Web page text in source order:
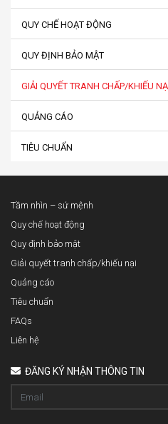
QUY CHẾ HOẠT ĐỘNG
QUY ĐỊNH BẢO MẬT
GIẢI QUYẾT TRANH CHẤP/KHIẾU
QUẢNG CÁO
TIÊU CHUẨN
Tầm nhìn – sứ mệnh
Quy chế hoạt động
Quy định bảo mật
Giải quyết tranh chấp/khiếu nại
Quảng cáo
Tiêu chuẩn
FAQs
Liên hệ
ĐĂNG KÝ NHẬN THÔNG TIN